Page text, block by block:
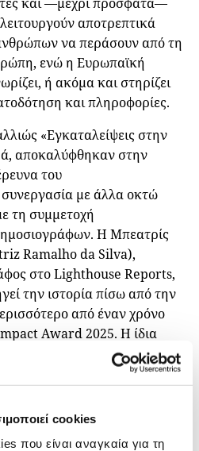
cookies
που είναι αναγκαία για τη
αποτρεπτικά
να περάσουν από τη
ενώ η Ευρωπαϊκή
ή ακόμα και στηρίζει
και πληροφορίες.
«Εγκαταλείψεις στην
αποκαλύφθηκαν στην
του
με άλλα οκτώ
τη συμμετοχή
Η Μπεατρίς
Ramalho da Silva),
στο Lighthouse Reports,
την ιστορία πίσω από την
από έναν χρόνο
Award 2025. Η ίδια
απονομή των φετινών
στις 26 Σεπτεμβρίου 2025,
Δημοσιογραφίας του